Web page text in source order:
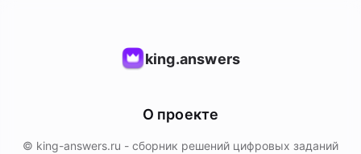
king.answers
О проекте
© king-answers.ru - сборник решений цифровых заданий